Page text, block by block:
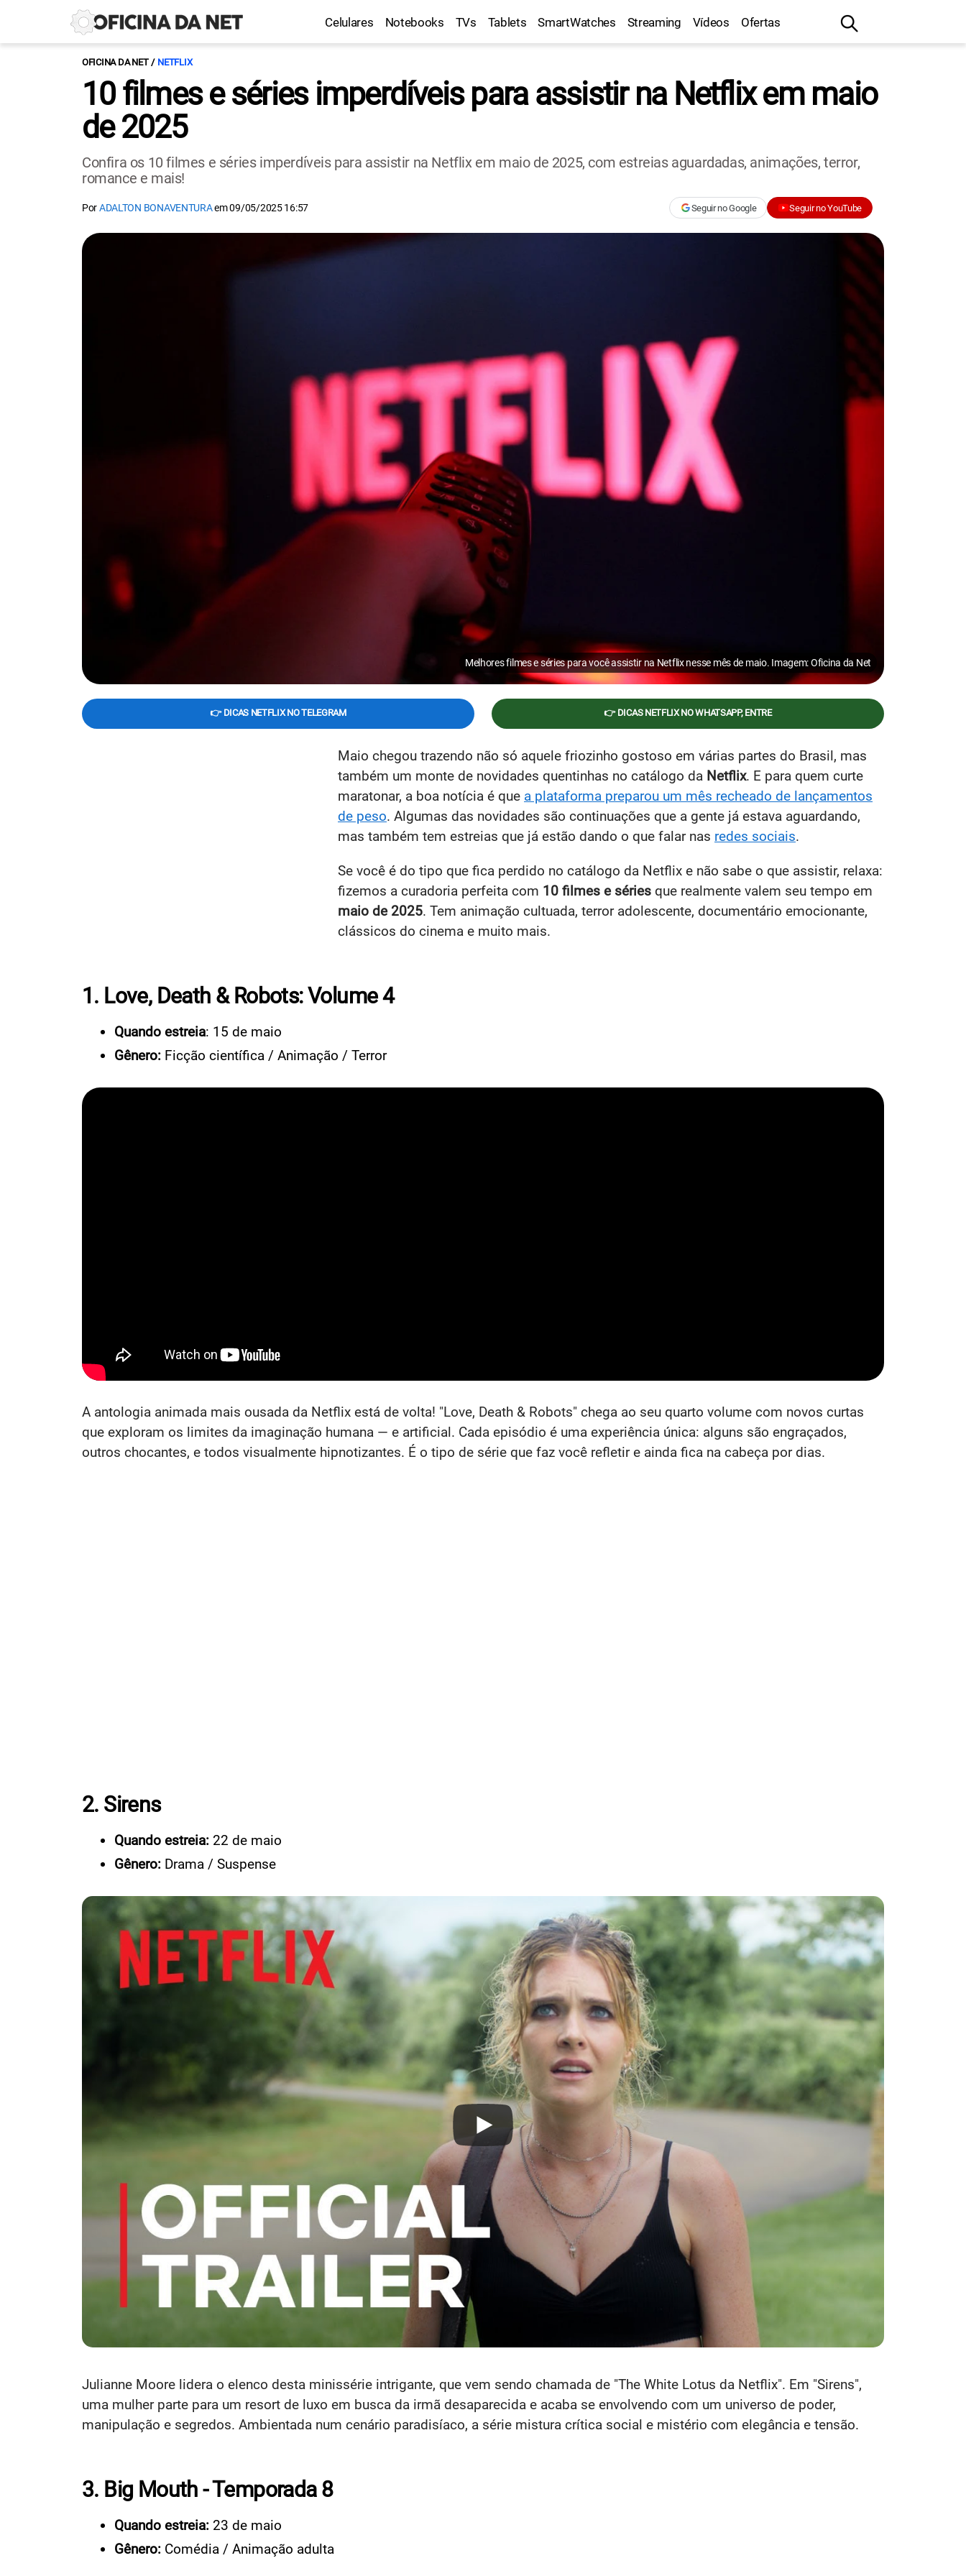
Celulares Notebooks TVs Tablets SmartWatches Streaming Vídeos Ofertas
OFICINA DA NET NETFLIX
10 filmes e séries imperdíveis para assistir na Netflix em maio
de 2025
Confira os 10 filmes e séries imperdíveis para assistir na Netflix em maio de 2025, com estreias aguardadas, animações, terror,
romance e mais!
PorADALTON BONAVENTURAem09/05/2025 16:57 Seguir no Google Seguir no YouTube
Melhores filmes e séries para você assistir na Netflix nesse mês de maio. Imagem: Oficina da Net
👉 DICAS NETFLIX NO TELEGRAM 👉 DICAS NETFLIX NO WHATSAPP, ENTRE
Maio chegou trazendo não só aquele friozinho gostoso em várias partes do Brasil, mas
também um monte de novidades quentinhas no catálogo da Netflix. E para quem curte
maratonar, a boa notícia é que a plataforma preparou um mês recheado de lançamentos
de peso. Algumas das novidades são continuações que a gente já estava aguardando,
mas também tem estreias que já estão dando o que falar nas redes sociais.
Se você é do tipo que fica perdido no catálogo da Netflix e não sabe o que assistir, relaxa:
fizemos a curadoria perfeita com 10 filmes e séries que realmente valem seu tempo em
maio de 2025. Tem animação cultuada, terror adolescente, documentário emocionante,
clássicos do cinema e muito mais.
1. Love, Death & Robots: Volume 4
Quando estreia: 15 de maio
Gênero: Ficção científica / Animação / Terror
A antologia animada mais ousada da Netflix está de volta! "Love, Death & Robots" chega ao seu quarto volume com novos curtas
que exploram os limites da imaginação humana — e artificial. Cada episódio é uma experiência única: alguns são engraçados,
outros chocantes, e todos visualmente hipnotizantes. É o tipo de série que faz você refletir e ainda fica na cabeça por dias.
2. Sirens
Quando estreia: 22 de maio
Gênero: Drama / Suspense
Julianne Moore lidera o elenco desta minissérie intrigante, que vem sendo chamada de "The White Lotus da Netflix". Em "Sirens",
uma mulher parte para um resort de luxo em busca da irmã desaparecida e acaba se envolvendo com um universo de poder,
manipulação e segredos. Ambientada num cenário paradisíaco, a série mistura crítica social e mistério com elegância e tensão.
3. Big Mouth - Temporada 8
Quando estreia: 23 de maio
Gênero: Comédia / Animação adulta